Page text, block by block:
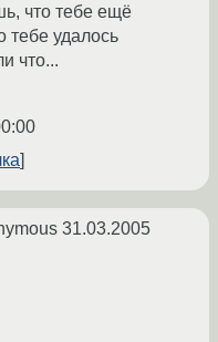
что тебе ещё
тебе удалось
что...
31.03.2005